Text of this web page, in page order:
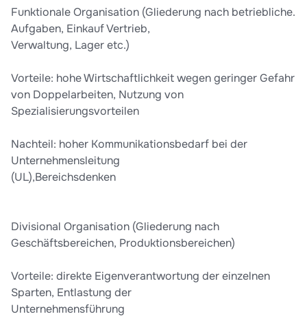
Funktionale Organisation (Gliederung nach betriebliche.
Aufgaben, Einkauf Vertrieb,
Verwaltung, Lager etc.)
Vorteile: hohe Wirtschaftlichkeit wegen geringer Gefahr
von Doppelarbeiten, Nutzung von
Spezialisierungsvorteilen
Nachteil: hoher Kommunikationsbedarf bei der
Unternehmensleitung
(UL),Bereichsdenken
Divisional Organisation (Gliederung nach
Geschäftsbereichen, Produktionsbereichen)
Vorteile: direkte Eigenverantwortung der einzelnen
Sparten, Entlastung der
Unternehmensführung